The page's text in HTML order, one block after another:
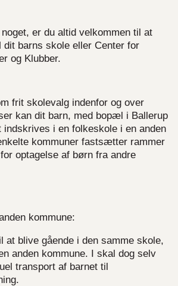
er du altid velkommen til at
dit barns skole eller Center for
og Klubber.
frit skolevalg indenfor og over
kan dit barn, med bopæl i Ballerup
indskrives i en folkeskole i en anden
kommuner fastsætter rammer
optagelse af børn fra andre
kommune:
at blive gående i den samme skole,
anden kommune. I skal dog selv
transport af barnet til